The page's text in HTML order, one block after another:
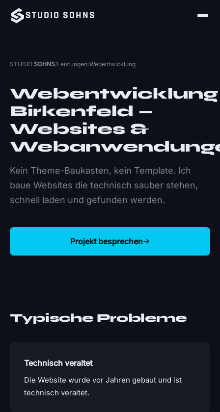
STUDIO SOHNS
STUDIO SOHNS/Leistungen/Webentwicklung
Webentwicklung
Birkenfeld —
Websites &
Kein Theme-Baukasten, kein Template. Ich
baue Websites die technisch sauber stehen,
schnell laden und gefunden werden.
Projekt besprechen
Typische Probleme
Technisch veraltet
Die Website wurde vor Jahren gebaut und ist
technisch veraltet.